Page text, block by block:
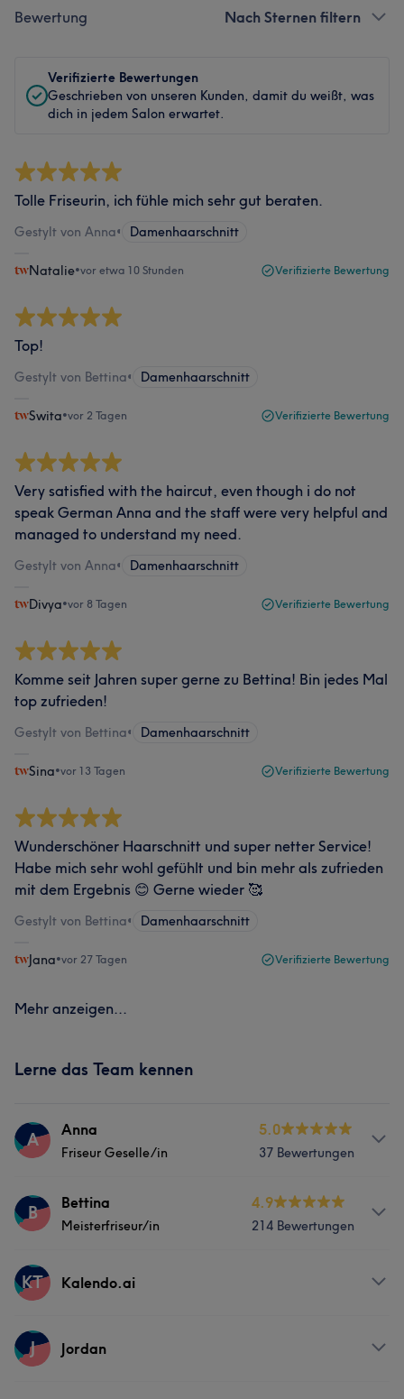
Bewertung Nach Sternen filtern
Verifizierte Bewertungen
Geschrieben von unseren Kunden, damit du weißt, was
dich in jedem Salon erwartet.
Tolle Friseurin, ich fühle mich sehr gut beraten.
Gestylt von Anna• Damenhaarschnitt
Natalie•vor etwa 10 Stunden Verifizierte Bewertung
Top!
Gestylt von Bettina• Damenhaarschnitt
Swita•vor 2 Tagen Verifizierte Bewertung
Very satisfied with the haircut, even though i do not
speak German Anna and the staff were very helpful and
managed to understand my need.
Gestylt von Anna• Damenhaarschnitt
Divya•vor 8 Tagen Verifizierte Bewertung
Komme seit Jahren super gerne zu Bettina! Bin jedes Mal
top zufrieden!
Gestylt von Bettina• Damenhaarschnitt
Sina•vor 13 Tagen Verifizierte Bewertung
Wunderschöner Haarschnitt und super netter Service!
Habe mich sehr wohl gefühlt und bin mehr als zufrieden
mit dem Ergebnis 😊 Gerne wieder 🥰
Gestylt von Bettina• Damenhaarschnitt
Jana•vor 27 Tagen Verifizierte Bewertung
Mehr anzeigen...
Lerne das Team kennen
A Anna
Friseur Geselle/in
5.0
37 Bewertungen
Info
2012 die Friseurausbildung sehr erfolgreich
Services
B Bettina
Meisterfriseur/in
4.9
214 Bewertungen
Info
Deutscher Friseur-Meistertitel
Services
KT Kalendo.ai
Services
J Jordan